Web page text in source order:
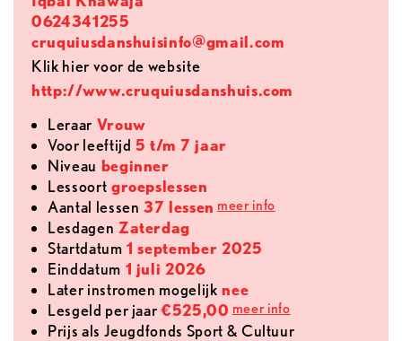
0624341255
cruquiusdanshuisinfo@gmail.com
Klik hier voor de website
http://www.cruquiusdanshuis.com
leraarVrouw
voor leeftijd 5 t/m 7 jaar
Niveau beginner
lessoort groepslessen
aantal lessen 37 lessen meer info
lesdagen Zaterdag
Startdatum 1 september 2025
Einddatum 1 juli 2026
later instromen mogelijk nee
lesgeld per jaar€525,00 meer info
Prijs als Jeugdfonds Sport & Cultuur